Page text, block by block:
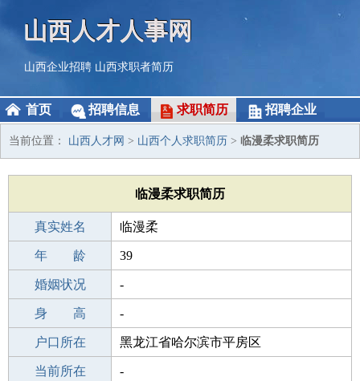
山西人才人事网
山西企业招聘 山西求职者简历
首页 招聘信息 求职简历 招聘企业
当前位置： 山西人才网 > 山西个人求职简历 > 临漫柔求职简历
临漫柔求职简历
真实姓名 临漫柔
性 别 女
年 龄 39
出生年月 1987-10-16
婚姻状况 -
学 历 高中
身 高 -
毕业学校 太原新兴中学
户口所在 黑龙江省哈尔滨市平房区
所学专业 -
当前所在 -